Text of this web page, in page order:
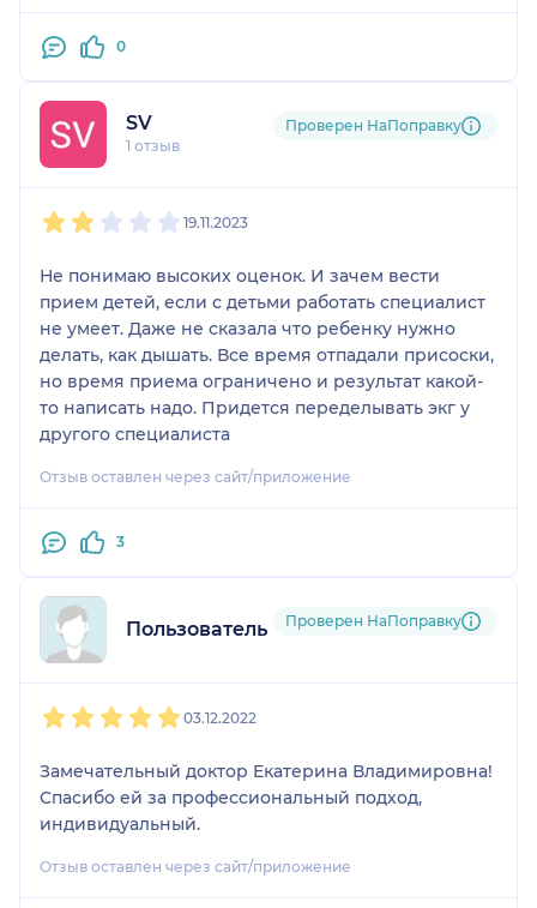
0
SV
1 отзыв
Проверен НаПоправку
19.11.2023
Не понимаю высоких оценок. И зачем вести
прием детей, если с детьми работать специалист
не умеет. Даже не сказала что ребенку нужно
делать, как дышать. Все время отпадали присоски,
но время приема ограничено и результат какой-
то написать надо. Придется переделывать экг у
другого специалиста
Отзыв оставлен через сайт/приложение
3
Пользователь НаПоправку
Проверен НаПоправку
03.12.2022
Замечательный доктор Екатерина Владимировна!
Спасибо ей за профессиональный подход,
индивидуальный.
Отзыв оставлен через сайт/приложение